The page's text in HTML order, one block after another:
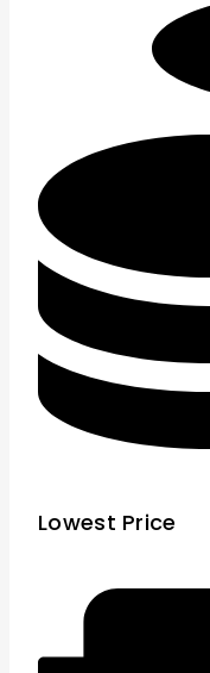
Lowest Price